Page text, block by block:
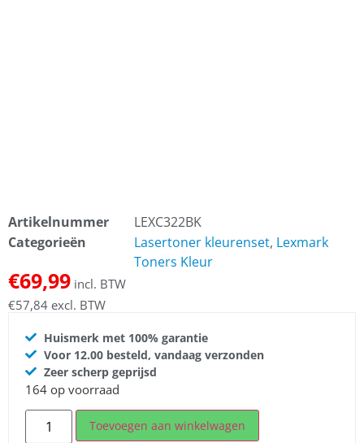
Artikelnummer
LEXC322BK
Categorieën
Lasertoner kleurenset, Lexmark
Toners Kleur
€69,99 incl. BTW
€57,84 excl. BTW
Huismerk met 100% garantie
Voor 12.00 besteld, vandaag verzonden
Zeer scherp geprijsd
164 op voorraad
Toevoegen aan winkelwagen